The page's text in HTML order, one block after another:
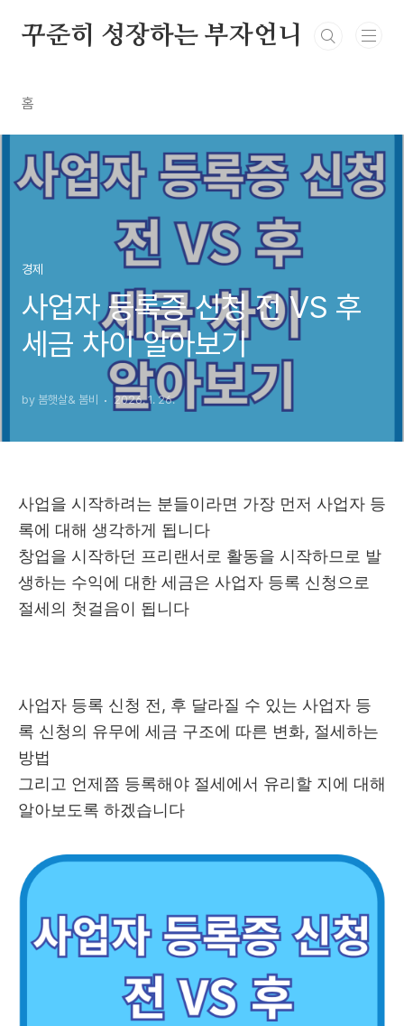
꾸준히 성장하는 부자언니
홈
경제
사업자 등록증 신청 전 VS 후
세금 차이 알아보기
by 봄햇살& 봄비 2026. 1. 26.
사업을 시작하려는 분들이라면 가장 먼저 사업자 등
록에 대해 생각하게 됩니다
창업을 시작하던 프리랜서로 활동을 시작하므로 발
생하는 수익에 대한 세금은 사업자 등록 신청으로
절세의 첫걸음이 됩니다
사업자 등록 신청 전, 후 달라질 수 있는 사업자 등
록 신청의 유무에 세금 구조에 따른 변화, 절세하는
방법
그리고 언제쯤 등록해야 절세에서 유리할 지에 대해
알아보도록 하겠습니다